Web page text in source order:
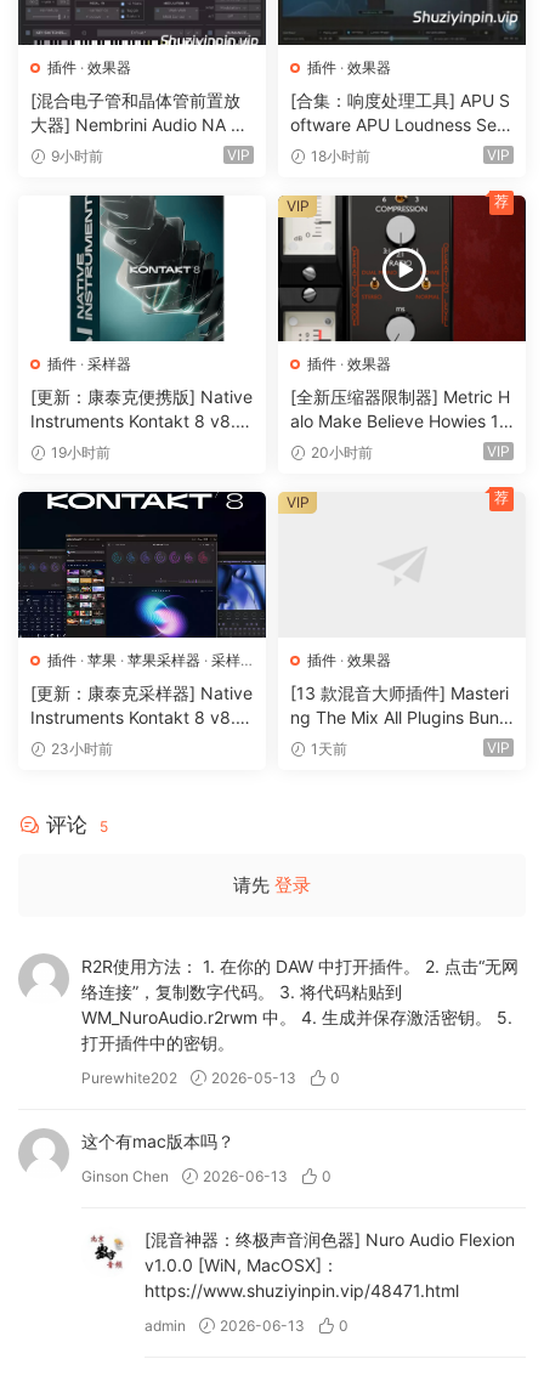
The ultimate sonic finalizer.
Pro detail, depth & clarity in your mixes and masters.
Instantly.
Give your mixes pro polish, instantly.
Flexion packs the most advanced adaptive algorithms ever
built into one easy-to-use interface to give your mix depth,
detail, and clarity – faster and easier than ever.
A flavor for everything.
Flexion’s unique dynamic engines are designed to elevate
every part of your mix and master – all while streamlining
your workflow. Explore a few of our favorite uses below.
Master Bus
Combining stereo enhancement, analog-summing style
saturation, dynamic control, tone-shaping, clipping and
limiting to add detail and clarity to your overall mix.
Individual Tracks
The AIR-1B engine is specially designed for adding natural
detail and harmonic excitement to any track in your mix.
From vocals to instruments to synths – it’s extremely
shaping. Try it before your full vocal chain for added color
and polish.
Dynamic Exciter
featuring a dual-dynamic design – adding life and vibrance,
even on the dullest sounds in your mix.
PUNCH mode recognizes transient material and allows
peaks to cut through with less gain reduction, while
clamping down on the sustains in a musical way. Add
插件 · 效果器
[混合电子管和晶体管前置放
大器] Nembrini Audio NA Ba
ss 3500 v1.0.0 Incl Keygen-
9小时前 VIP
插件 · 效果器
[合集：响度处理工具] APU S
oftware APU Loudness Seri
es v5.7.0 Incl Keygen-R2R
18小时前 VIP
插件 · 采样器
[更新：康泰克便携版] Native
Instruments Kontakt 8 v8.1
2.1 PORTABLE-vkDanilov
19小时前
插件 · 效果器
[全新压缩器限制器] Metric H
alo Make Believe Howies 17
9 v4.1.17-R2R [WiN]（30.0
20小时前 VIP
VIP 荐
插件 · 苹果 · 苹果采样器 · 采样
器
[更新：康泰克采样器] Native
Instruments Kontakt 8 v8.1
2.1 [WiN, MacOSX]（1.2GB
23小时前
插件 · 效果器
[13 款混音大师插件] Masteri
ng The Mix All Plugins Bundl
e v2026.08.03 [WiN, MacO
1天前 VIP
VIP 荐
评论 5
请先 登录
R2R使用方法： 1. 在你的 DAW 中打开插件。 2. 点击“无网
络连接”，复制数字代码。 3. 将代码粘贴到
WM_NuroAudio.r2rwm 中。 4. 生成并保存激活密钥。 5.
打开插件中的密钥。
Purewhite202 2026-05-13 0
这个有mac版本吗？
Ginson Chen 2026-06-13 0
[混音神器：终极声音润色器] Nuro Audio Flexion
v1.0.0 [WiN, MacOSX]：
https://www.shuziyinpin.vip/48471.html
admin 2026-06-13 0